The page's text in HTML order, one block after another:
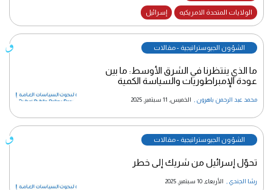
الولايات المتحدة الامريكيه إسرائيل
الشؤون الجيوستراتيجية - مقالات
ما الذي ينتظرنا في الشرق الأوسط: ما بين
عودة الإمبراطوريات والسياسة الكمية
محمد عبد الرحمن باهرون الخميس, 11 سبتمبر, 2025
الشؤون الجيوستراتيجية - مقالات
تحوّل إسرائيل من شريك إلى خطر
رشا الجندي الأربعاء, 10 سبتمبر, 2025